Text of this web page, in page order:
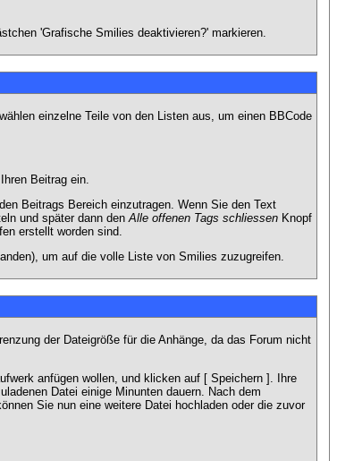
'Grafische Smilies deaktivieren?' markieren.
einzelne Teile von den Listen aus, um einen BBCode
Beitrag ein.
Beitrags Bereich einzutragen. Wenn Sie den Text
und später dann denAlle offenen Tags schliessenKnopf
erstellt worden sind.
um auf die volle Liste von Smilies zuzugreifen.
der Dateigröße für die Anhänge, da das Forum nicht
anfügen wollen, und klicken auf [ Speichern ]. Ihre
Datei einige Minunten dauern. Nach dem
Sie nun eine weitere Datei hochladen oder die zuvor